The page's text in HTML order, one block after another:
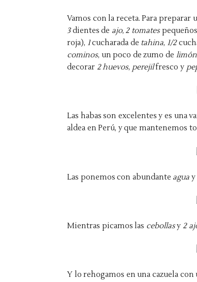
Vamos con la receta. Para preparar
3dientes de ajo,2 tomates
roja), 1cucharada de tahina, 1/2
cominos, un poco de zumo de limón
decorar 2 huevos, perejilfresco y
Las habas son excelentes y es una
aldea en Perú, y que mantenemos
Las ponemos con abundante aguay
Mientras picamos las cebollasy2
Y lo rehogamos en una cazuela con